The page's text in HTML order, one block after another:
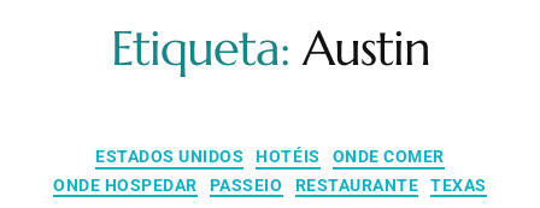
Etiqueta: Austin
ESTADOS UNIDOS HOTÉIS
ONDE COMER
ONDE HOSPEDAR
PASSEIO RESTAURANTE TEXAS